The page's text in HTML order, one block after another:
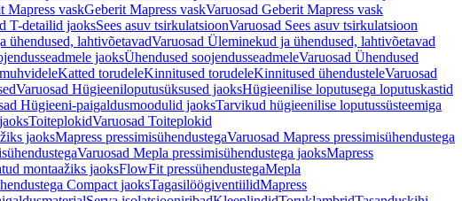
Mapress vaskGeberit Mapress vaskVaruosad Geberit Mapress vask
T-detailid jaoksSees asuv tsirkulatsioonVaruosad Sees asuv tsirkulatsioon
ühendused, lahtivõetavadVaruosad Üleminekud ja ühendused, lahtivõetavad
jaoksÜhendused soojendusseadmeleVaruosad Ühendused
Katted torudeleKinnitused torudeleKinnitused ühendusteleVaruosad
Varuosad Hügieeniloputusüksused jaoksHügieenilise loputusega loputuskastid
Hügieeni-paigaldusmoodulid jaoksTarvikud hügieenilise loputussüsteemiga
ToiteplokidVaruosad Toiteplokid
jaoksMapress pressimisühendustegaVaruosad Mapress pressimisühendustega
Varuosad Mepla pressimisühendustega jaoksMapress
montaažiks jaoksFlowFit pressühendustegaMepla
Compact jaoksTagasilöögiventiilidMapress